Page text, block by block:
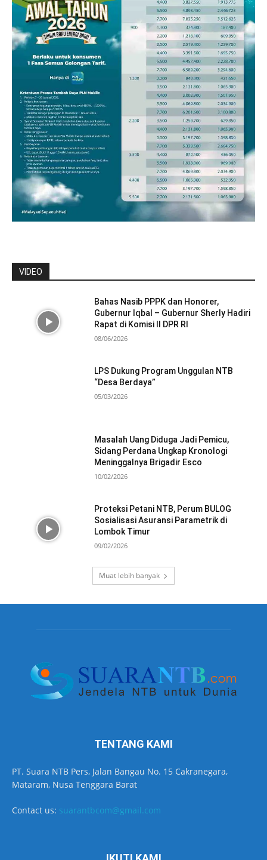
VIDEO
Bahas Nasib PPPK dan Honorer,
Gubernur Iqbal – Gubernur Sherly Hadiri
Rapat di Komisi II DPR RI
08/06/2026
LPS Dukung Program Unggulan NTB
“Desa Berdaya”
05/03/2026
Masalah Uang Diduga Jadi Pemicu,
Sidang Perdana Ungkap Kronologi
Meninggalnya Brigadir Esco
10/02/2026
Proteksi Petani NTB, Perum BULOG
Sosialisasi Asuransi Parametrik di
Lombok Timur
09/02/2026
Muat lebih banyak
TENTANG KAMI
PT. Suara NTB Pers, Jalan Bangau No. 15 Cakranegara,
Mataram, Nusa Tenggara Barat
Contact us: suarantbcom@gmail.com